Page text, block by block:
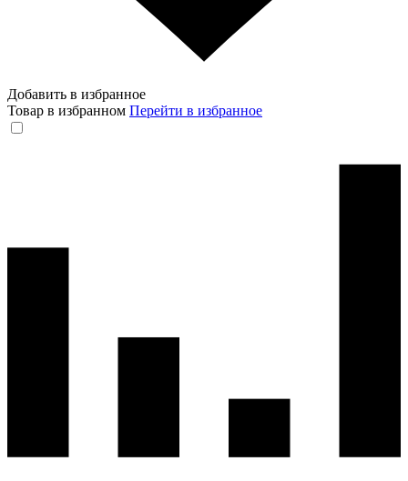
Добавить в избранное
Товар в избранном Перейти в избранное